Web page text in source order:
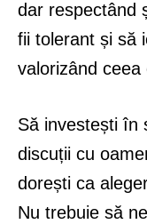
dar respectând
fii tolerant și să
valorizând
Să investești în
discuții cu
dorești ca
Nu trebuie să